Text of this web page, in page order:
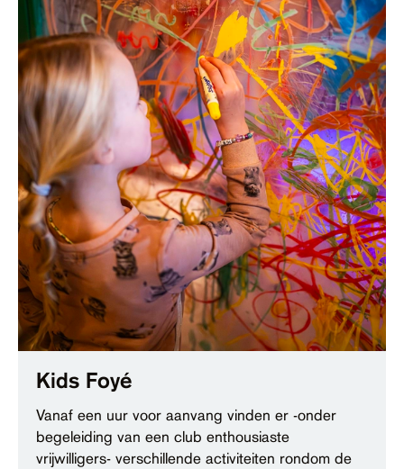
Kids Foyé
Vanaf een uur voor aanvang vinden er -onder
begeleiding van een club enthousiaste
vrijwilligers- verschillende activiteiten rondom de